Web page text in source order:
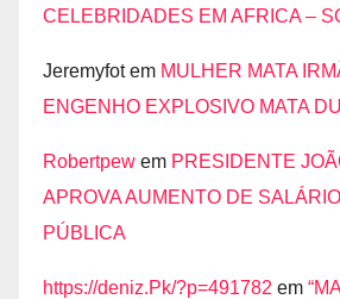
CELEBRIDADES EM AFRICA –
Jeremyfotem MULHER MATA
ENGENHO EXPLOSIVO MATA
Robertpew em PRESIDENTE
APROVA AUMENTO DE
PÚBLICA
https://deniz.Pk/?p=491782 em